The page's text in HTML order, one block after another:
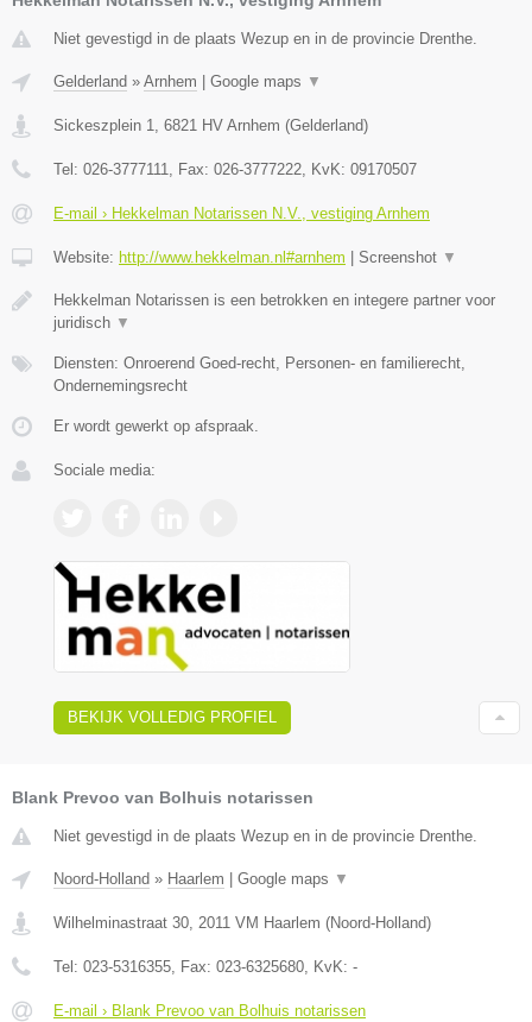
Niet gevestigd in de plaats Wezup en in de provincie Drenthe.
Gelderland » Arnhem Google maps ▼
Sickeszplein 1 6821 HV Arnhem (Gelderland)
Tel: 026-3777111 , Fax: 026-3777222 , KvK: 09170507
E-mail › Hekkelman Notarissen N.V., vestiging Arnhem
Website: http://www.hekkelman.nl#arnhem Screenshot ▼
Hekkelman Notarissen is een betrokken en integere partner voor
juridisch ▼
Diensten: Onroerend Goed-recht, Personen- en familierecht,
Ondernemingsrecht
Er wordt gewerkt op afspraak.
Sociale media:
BEKIJK VOLLEDIG PROFIEL
Blank Prevoo van Bolhuis notarissen
Niet gevestigd in de plaats Wezup en in de provincie Drenthe.
Noord-Holland » Haarlem Google maps ▼
Wilhelminastraat 30, 2011 VM Haarlem (Noord-Holland)
Tel: 023-5316355, Fax: 023-6325680, KvK: -
E-mail › Blank Prevoo van Bolhuis notarissen